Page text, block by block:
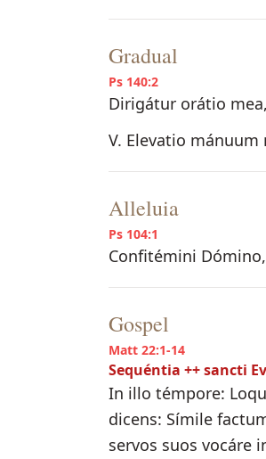
Gradual
Ps 140:2
Dirigátur orátio
V. Elevatio
Alleluia
Ps 104:1
Confitémini
Gospel
Matt 22:1-14
Sequéntia ++ sancti
In illo témpore:
dicens: Símile
servos suos vocáre